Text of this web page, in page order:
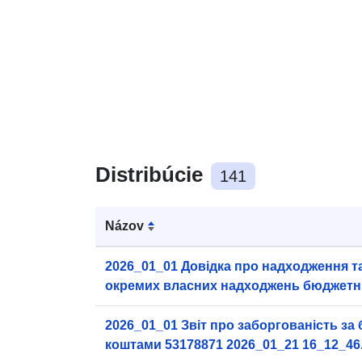
Distribúcie 141
Názov
2026_01_01 Довідка про надходження
окремих власних надходжень
отриманих в натуральній формі
16_13_20.pdf
2026_01_01 Звіт про заборгованість
коштами 53178871 2026_01_21